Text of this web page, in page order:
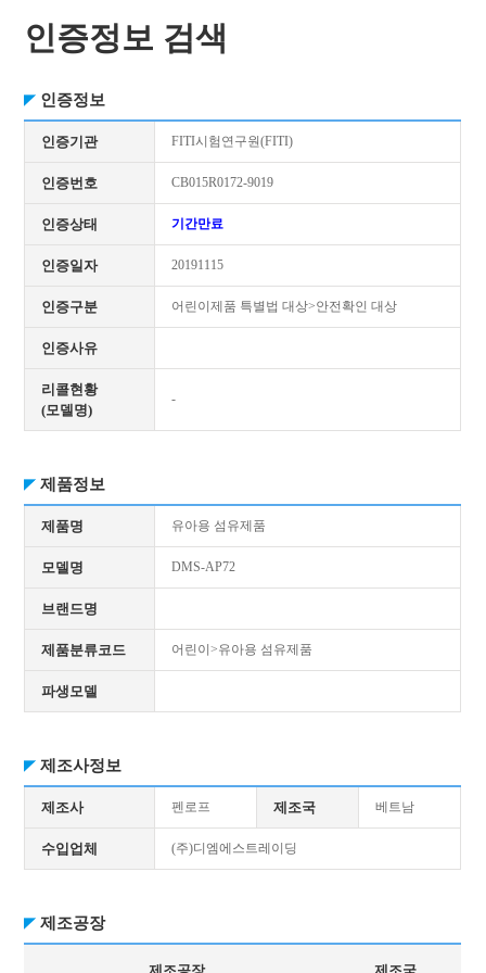
인증정보 검색
인증정보
인증기관 FITI시험연구원(FITI)
인증번호 CB015R0172-9019
인증상태 기간만료
인증일자 20191115
인증구분 어린이제품 특별법 대상>안전확인 대상
인증사유
리콜현황
(모델명)
-
제품정보
제품명 유아용 섬유제품
모델명 DMS-AP72
브랜드명
제품분류코드 어린이>유아용 섬유제품
파생모델
제조사정보
제조사 펜로프 제조국 베트남
수입업체 (주)디엠에스트레이딩
제조공장